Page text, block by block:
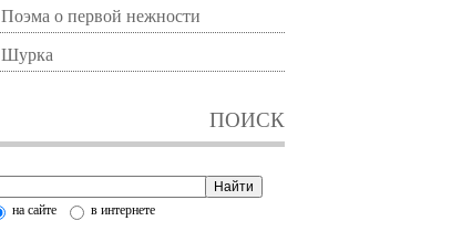
Поэма о первой нежности
Шурка
ПОИСК
на сайте в интернете